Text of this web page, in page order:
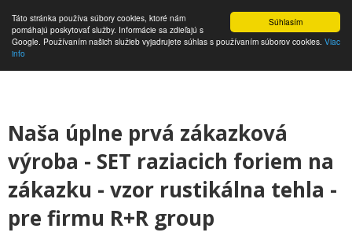
Súhlasím
Táto stránka používa súbory cookies, ktoré nám
pomáhajú poskytovať služby. Informácie sa zdieľajú s
Google. Používaním našich služieb vyjadrujete súhlas s používaním súborov cookies. Viac
info
Naša úplne prvá zákazková
výroba - SET raziacich foriem na
zákazku - vzor rustikálna tehla -
pre firmu R+R group